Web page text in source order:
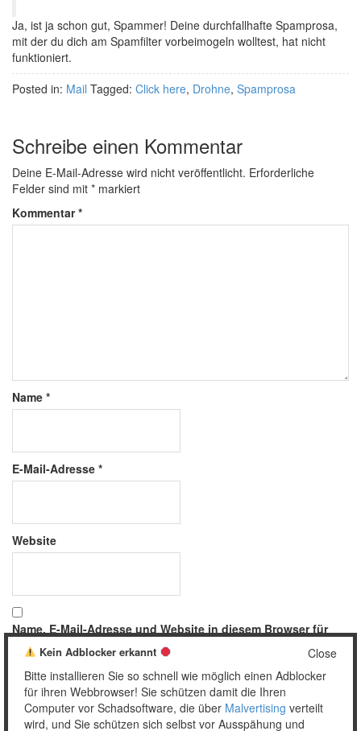
Ja, ist ja schon gut, Spammer! Deine durchfallhafte Spamprosa,
mit der du dich am Spamfilter vorbeimogeln wolltest, hat nicht
funktioniert.
Posted in: Mail Tagged: Click here, Drohne, Spamprosa
Schreibe einen Kommentar
Deine E-Mail-Adresse wird nicht veröffentlicht. Erforderliche
Felder sind mit * markiert
Kommentar*
Name *
E-Mail-Adresse *
Website
Name, E-Mail-Adresse und Website in diesem Browser für
meinen nächsten Kommentar speichern.
Close
Kein Adblocker erkannt
Bitte installieren Sie so schnell wie möglich einen Adblocker
für ihren Webbrowser! Sie schützen damit die Ihren
Computer vor Schadsoftware, die über Malvertising verteilt
wird, und Sie schützen sich selbst vor Ausspähung und